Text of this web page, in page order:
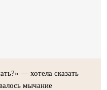
— хотела сказать
мычание